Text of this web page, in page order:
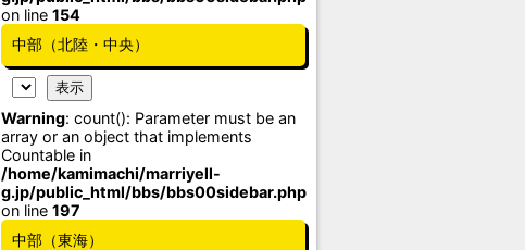
on line 154
中部（北陸・中央）
Warning: count(): Parameter must be an
array or an object that implements
Countable in
/home/kamimachi/marriyell-
g.jp/public_html/bbs/bbs00sidebar.php
on line 197
中部（東海）